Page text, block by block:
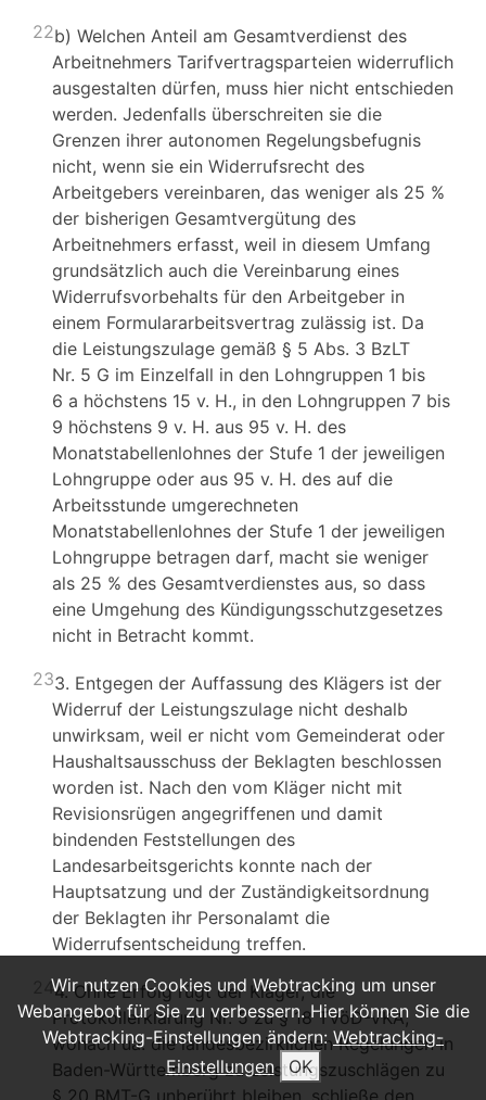
22b) Welchen Anteil am Gesamtverdienst des
Arbeitnehmers Tarifvertragsparteien widerruflich
ausgestalten dürfen, muss hier nicht entschieden
werden. Jedenfalls überschreiten sie die
Grenzen ihrer autonomen Regelungsbefugnis
nicht, wenn sie ein Widerrufsrecht des
Arbeitgebers vereinbaren, das weniger als 25 %
der bisherigen Gesamtvergütung des
Arbeitnehmers erfasst, weil in diesem Umfang
grundsätzlich auch die Vereinbarung eines
Widerrufsvorbehalts für den Arbeitgeber in
einem Formulararbeitsvertrag zulässig ist. Da
die Leistungszulage gemäß § 5 Abs. 3 BzLT
Nr. 5 G im Einzelfall in den Lohngruppen 1 bis
6 a höchstens 15 v. H., in den Lohngruppen 7 bis
9 höchstens 9 v. H. aus 95 v. H. des
Monatstabellenlohnes der Stufe 1 der jeweiligen
Lohngruppe oder aus 95 v. H. des auf die
Arbeitsstunde umgerechneten
Monatstabellenlohnes der Stufe 1 der jeweiligen
Lohngruppe betragen darf, macht sie weniger
als 25 % des Gesamtverdienstes aus, so dass
eine Umgehung des Kündigungsschutzgesetzes
nicht in Betracht kommt.
233. Entgegen der Auffassung des Klägers ist der
Widerruf der Leistungszulage nicht deshalb
unwirksam, weil er nicht vom Gemeinderat oder
Haushaltsausschuss der Beklagten beschlossen
worden ist. Nach den vom Kläger nicht mit
Revisionsrügen angegriffenen und damit
bindenden Feststellungen des
Landesarbeitsgerichts konnte nach der
Hauptsatzung und der Zuständigkeitsordnung
der Beklagten ihr Personalamt die
Widerrufsentscheidung treffen.
244. Ohne Erfolg rügt der Kläger, die
Protokollerklärung Nr. 5 zu § 18 TVöD-VKA,
wonach ua. die landesbezirklichen Regelungen in
Baden-Württemberg zu Leistungszuschlägen zu
§ 20 BMT-G unberührt bleiben, schließe den
Wir nutzen Cookies und Webtracking um unser
Webangebot für Sie zu verbessern. Hier können Sie die
Webtracking-Einstellungen ändern: Webtracking-
Einstellungen
OK